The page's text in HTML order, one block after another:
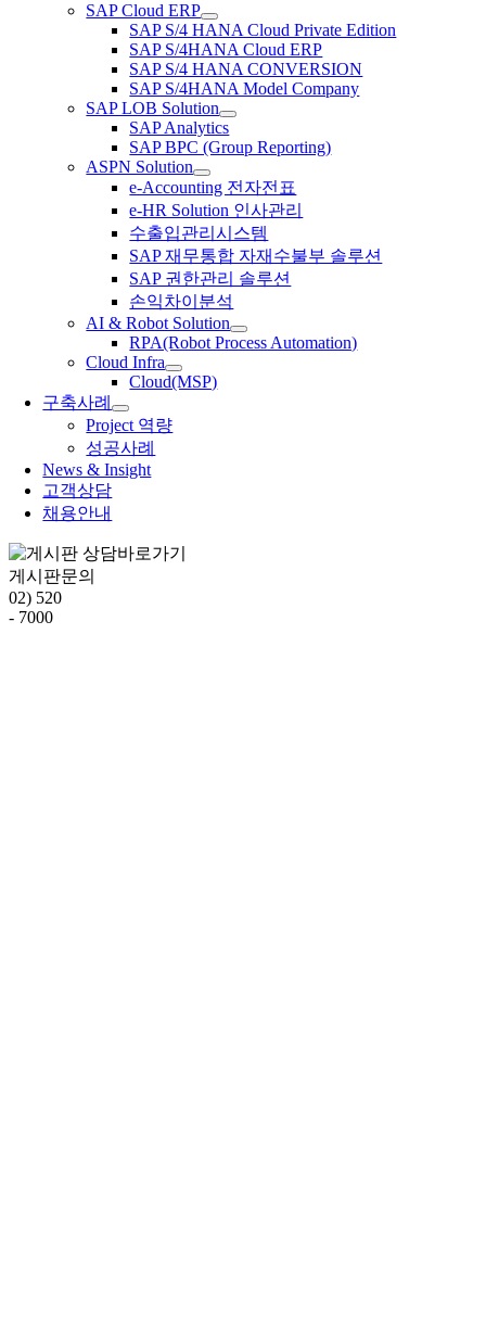
SAP Cloud ERP
SAP S/4 HANA Cloud Private Edition
SAP S/4HANA Cloud ERP
SAP S/4 HANA CONVERSION
SAP S/4HANA Model Company
SAP LOB Solution
SAP Analytics
SAP BPC (Group Reporting)
ASPN Solution
e-Accounting 전자전표
e-HR Solution 인사관리
수출입관리시스템
SAP 재무통합 자재수불부 솔루션
SAP 권한관리 솔루션
손익차이분석
AI & Robot Solution
RPA(Robot Process Automation)
Cloud Infra
Cloud(MSP)
구축사례
Project 역량
성공사례
News & Insight
고객상담
채용안내
게시판문의
02) 520
- 7000